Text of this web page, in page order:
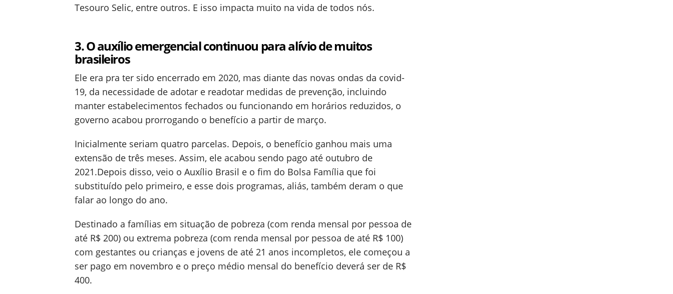
Tesouro Selic, entre outros. E isso impacta muito na vida de todos nós.
3.O auxílio emergencial continuou para alívio de muitos
brasileiros
Ele era pra ter sido encerrado em 2020, mas diante das novas ondas da covid-
19, da necessidade de adotar e readotar medidas de prevenção, incluindo
manter estabelecimentos fechados ou funcionando em horários reduzidos, o
governo acabou prorrogando o benefício a partir de março.
Inicialmente seriam quatro parcelas. Depois, o benefício ganhou mais uma
extensão de três meses. Assim, ele acabou sendo pago até outubro de
2021.Depois disso, veio o Auxílio Brasil e o fim do Bolsa Família que foi
substituído pelo primeiro, e esse dois programas, aliás, também deram o que
falar ao longo do ano.
Destinado a famílias em situação de pobreza (com renda mensal por pessoa de
até R$ 200) ou extrema pobreza (com renda mensal por pessoa de até R$ 100)
com gestantes ou crianças e jovens de até 21 anos incompletos, ele começou a
ser pago em novembro e o preço médio mensal do benefício deverá ser de R$
400.